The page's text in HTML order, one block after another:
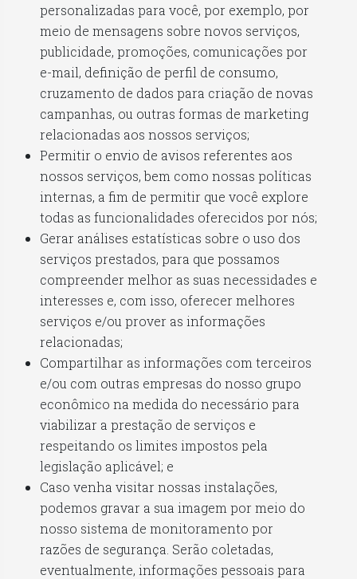
personalizadas para você, por exemplo, por
meio de mensagens sobre novos serviços,
publicidade, promoções, comunicações por
e-mail, definição de perfil de consumo,
cruzamento de dados para criação de novas
campanhas, ou outras formas de marketing
relacionadas aos nossos serviços;
Permitir o envio de avisos referentes aos
nossos serviços, bem como nossas políticas
internas, a fim de permitir que você explore
todas as funcionalidades oferecidos por nós;
Gerar análises estatísticas sobre o uso dos
serviços prestados, para que possamos
compreender melhor as suas necessidades e
interesses e, com isso, oferecer melhores
serviços e/ou prover as informações
relacionadas;
Compartilhar as informações com terceiros
e/ou com outras empresas do nosso grupo
econômico na medida do necessário para
viabilizar a prestação de serviços e
respeitando os limites impostos pela
legislação aplicável; e
Caso venha visitar nossas instalações,
podemos gravar a sua imagem por meio do
nosso sistema de monitoramento por
razões de segurança. Serão coletadas,
eventualmente, informações pessoais para